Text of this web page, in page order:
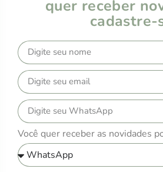
quer receber
cadastre-
Você quer receber as novidades